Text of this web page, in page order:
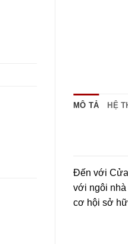
MÔ TẢ HỆ
Đến với Cửa
với ngôi nhà
cơ hội sở